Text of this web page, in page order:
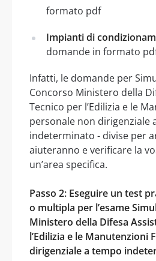
formato pdf
Impianti di
domande in formato
Infatti, le domande per
Concorso Ministero della
Tecnico per l’Edilizia e le
personale non dirigenziale
indeterminato - divise per
aiuteranno e verificare la
un’area specifica.
Passo 2: Eseguire un test
o multipla per l’esame
Ministero della Difesa
l’Edilizia e le Manutenzioni
dirigenziale a tempo